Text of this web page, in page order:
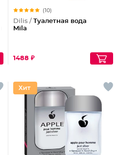
(10)
Dilis / Туалетная вода
Mila
1488 ₽